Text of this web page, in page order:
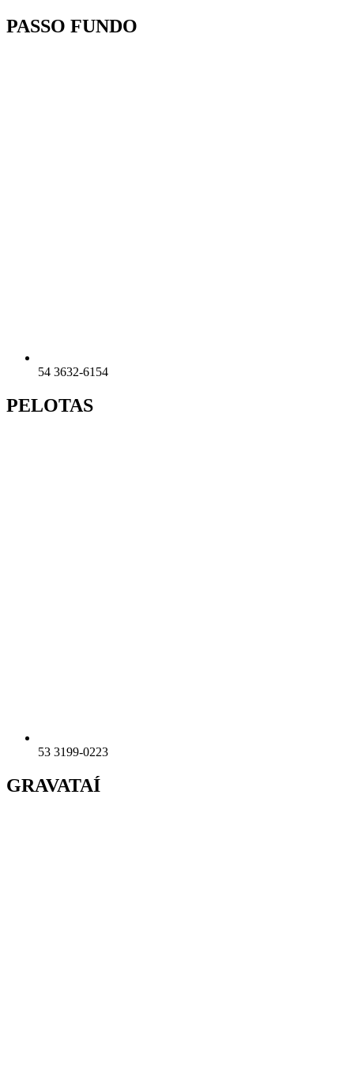
PASSO FUNDO
54 3632-6154
PELOTAS
53 3199-0223
GRAVATAÍ